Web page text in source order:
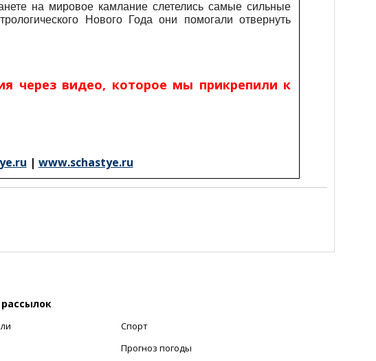
на мировое камлание слетелись самые сильные
Нового Года они помогали отвернуть
через видео, которое мы прикрепили к
| www.schastye.ru
Спорт
Прогноз погоды